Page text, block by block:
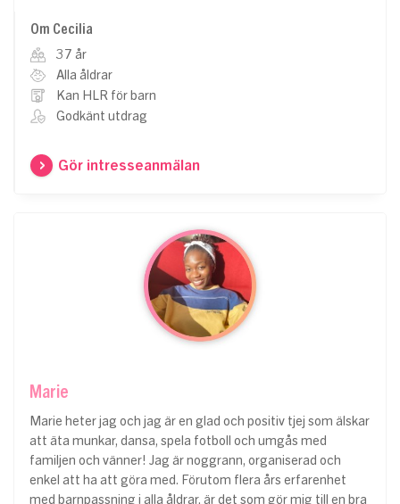
Om Cecilia
37 år
Alla åldrar
Kan HLR för barn
Godkänt utdrag
Gör intresseanmälan
Marie
Marie heter jag och jag är en glad och positiv tjej som älskar
att äta munkar, dansa, spela fotboll och umgås med
familjen och vänner! Jag är noggrann, organiserad och
enkel att ha att göra med. Förutom flera års erfarenhet
med barnpassning i alla åldrar, är det som gör mig till en bra